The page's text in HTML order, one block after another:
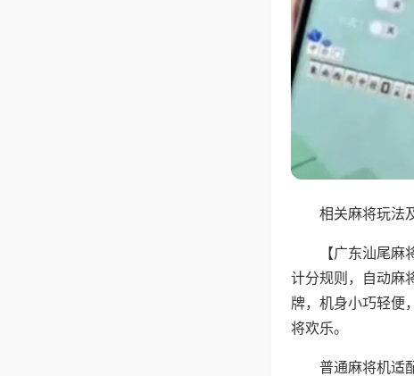
相关麻将玩法
【广东汕尾
计分规则，自动麻
牌，机身小巧轻便
将欢乐。
普通麻将机适